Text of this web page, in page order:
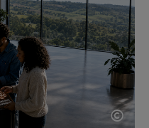
©